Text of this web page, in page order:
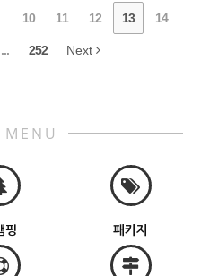
10 11 12 13 14
... 252 Next
핑 패키지